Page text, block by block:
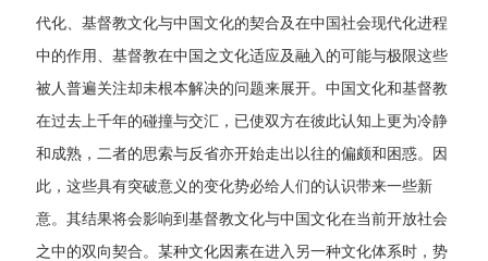
代化、基督教文化与中国文化的契合及在中国社会现代化进程
中的作用、基督教在中国之文化适应及融入的可能与极限这些
被人普遍关注却未根本解决的问题来展开。中国文化和基督教
在过去上千年的碰撞与交汇，已使双方在彼此认知上更为冷静
和成熟，二者的思索与反省亦开始走出以往的偏颇和困惑。因
此，这些具有突破意义的变化势必给人们的认识带来一些新
意。其结果将会影响到基督教文化与中国文化在当前开放社会
之中的双向契合。某种文化因素在进入另一种文化体系时，势